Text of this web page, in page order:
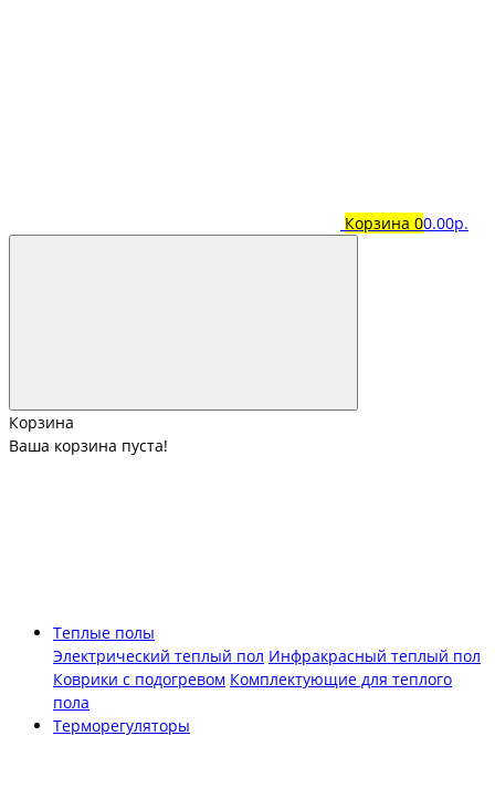
Корзина 00.00р.
Корзина
Ваша корзина пуста!
Теплые полы
Электрический теплый пол Инфракрасный теплый пол
Коврики с подогревом Комплектующие для теплого
пола
Терморегуляторы